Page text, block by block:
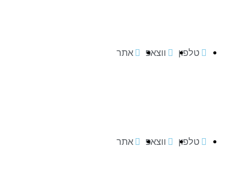
טלפון ווצאפ אתר
טלפון ווצאפ אתר